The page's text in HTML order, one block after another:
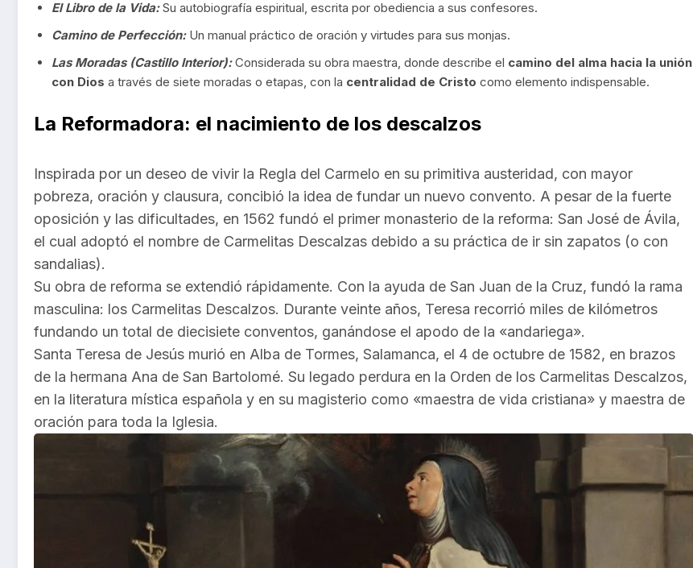
El Libro de la Vida:Su autobiografía espiritual, escrita por obediencia a sus confesores.
Camino de Perfección:Un manual práctico de oración y virtudes para sus monjas.
Las Moradas (Castillo Interior):Considerada su obra maestra, donde describe el camino del alma hacia la unión
con Dios a través de siete moradas o etapas, con la centralidad de Cristo como elemento indispensable.
La Reformadora: el nacimiento de los descalzos
Inspirada por un deseo de vivir la Regla del Carmelo en su primitiva austeridad, con mayor
pobreza, oración y clausura, concibió la idea de fundar un nuevo convento. A pesar de la fuerte
oposición y las dificultades, en 1562 fundó el primer monasterio de la reforma: San José de Ávila,
el cual adoptó el nombre de Carmelitas Descalzas debido a su práctica de ir sin zapatos (o con
sandalias).
Su obra de reforma se extendió rápidamente. Con la ayuda de San Juan de la Cruz, fundó la rama
masculina: los Carmelitas Descalzos. Durante veinte años, Teresa recorrió miles de kilómetros
fundando un total de diecisiete conventos, ganándose el apodo de la «andariega».
Santa Teresa de Jesús murió en Alba de Tormes, Salamanca, el 4 de octubre de 1582, en brazos
de la hermana Ana de San Bartolomé. Su legado perdura en la Orden de los Carmelitas Descalzos,
en la literatura mística española y en su magisterio como «maestra de vida cristiana» y maestra de
oración para toda la Iglesia.